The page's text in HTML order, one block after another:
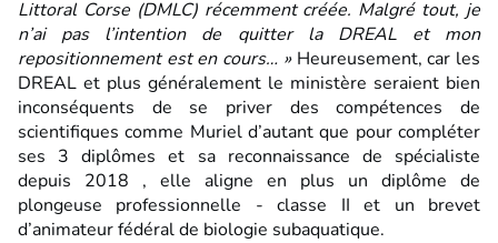
Littoral Corse (DMLC) récemment créée. Malgré tout, je
n’ai pas l’intention de quitter la DREAL et mon
repositionnement est en cours… »Heureusement, car les
DREAL et plus généralement le ministère seraient bien
inconséquents de se priver des compétences de
scientifiques comme Muriel d’autant que pour compléter
ses 3 diplômes et sa reconnaissance de spécialiste
depuis 2018 , elle aligne en plus un diplôme de
plongeuse professionnelle - classe II et un brevet
d’animateur fédéral de biologie subaquatique.